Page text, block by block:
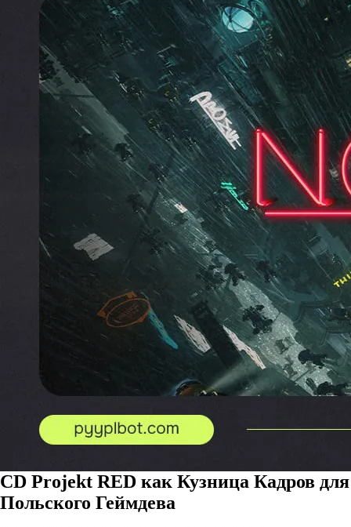
CD Projekt RED как Кузница Кадров для
Польского Геймдева